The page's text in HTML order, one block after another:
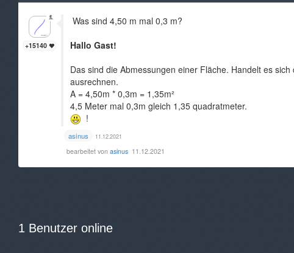
+15140
Was sind 4,50 m mal 0,3 m?
Hallo Gast!
Das sind die Abmessungen einer Fläche. Handelt es
ausrechnen.
A = 4,50m * 0,3m = 1,35m²
4,5 Meter mal 0,3m gleich 1,35 quadratmeter.
!
asinus 11.12.2021
bearbeitet von asinus 11.12.2021
1 Benutzer online